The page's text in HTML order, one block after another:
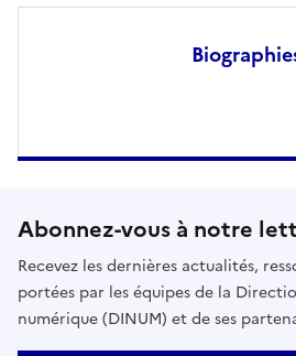
Abonnez-vous à notre
Recevez les dernières actualités,
portées par les équipes de la
numérique (DINUM) et de ses